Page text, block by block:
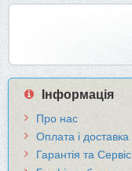
Інформація
Про нас
Оплата і доставка
Гарантія та Сервіс